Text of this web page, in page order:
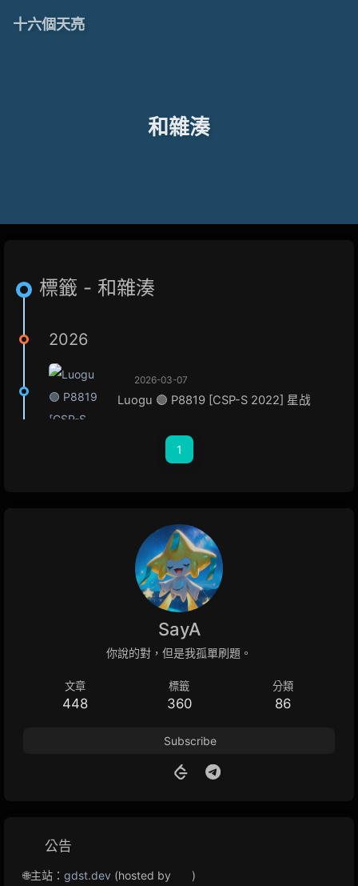
十六個天亮
和雜湊
標籤 - 和雜湊
2026
2026-03-07
Luogu 🟣 P8819 [CSP-S 2022] 星战
1
SayA
你說的對，但是我孤單刷題。
文章
448
標籤
360
分類
86
Subscribe
公告
🌐主站： gdst.dev (hosted by
)